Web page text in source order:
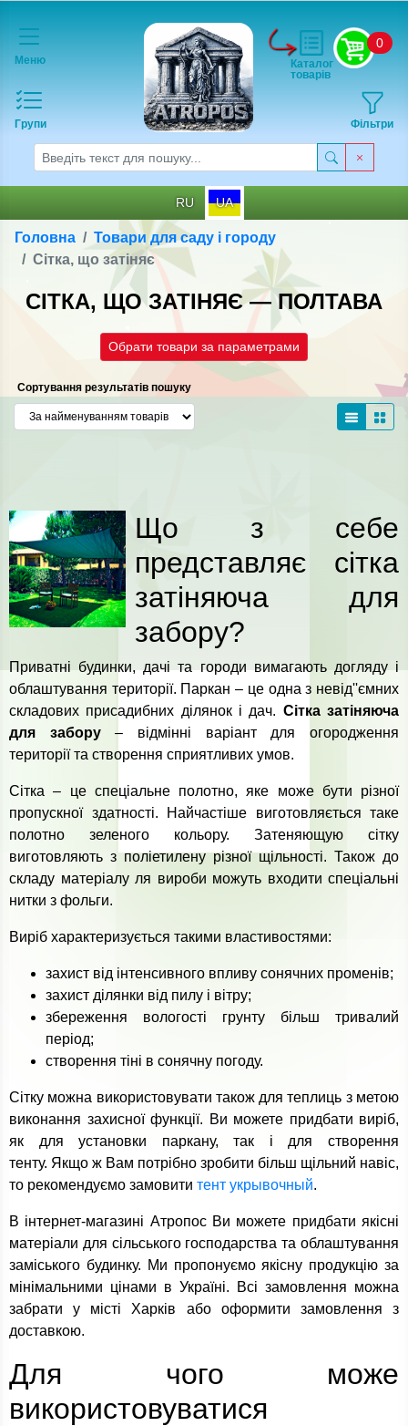
Меню
Групи
0
Фільтри
Каталог
товарів
RU UA
Головна
Товари для саду і городу
Сітка, що затіняє
СІТКА, ЩО ЗАТІНЯЄ — ПОЛТАВА
Обрати товари за параметрами
Сортування результатів пошуку
Що з себе
представляє сітка
затіняюча для
забору?
Приватні будинки, дачі та городи вимагають догляду і
облаштування території. Паркан – це одна з невід''ємних
складових присадибних ділянок і дач. Сітка затіняюча
для забору– відмінні варіант для огородження
території та створення сприятливих умов.
Сітка – це спеціальне полотно, яке може бути різної
пропускної здатності. Найчастіше виготовляється таке
полотно зеленого кольору. Затеняющую сітку
виготовляють з поліетилену різної щільності. Також до
складу матеріалу ля вироби можуть входити спеціальні
нитки з фольги.
Виріб характеризується такими властивостями:
захист від інтенсивного впливу сонячних променів;
захист ділянки від пилу і вітру;
збереження вологості грунту більш тривалий
період;
створення тіні в сонячну погоду.
Сітку можна використовувати також для теплиць з метою
виконання захисної функції. Ви можете придбати виріб,
як для установки паркану, так і для створення
тенту. Якщо ж Вам потрібно зробити більш щільний навіс,
то рекомендуємо замовити тент укрывочный.
В інтернет-магазині Атропос Ви можете придбати якісні
матеріали для сільського господарства та облаштування
заміського будинку. Ми пропонуємо якісну продукцію за
мінімальними цінами в Україні. Всі замовлення можна
забрати у місті Харків або оформити замовлення з
доставкою.
Для чого може
використовуватися